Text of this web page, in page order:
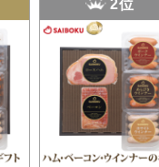
2位